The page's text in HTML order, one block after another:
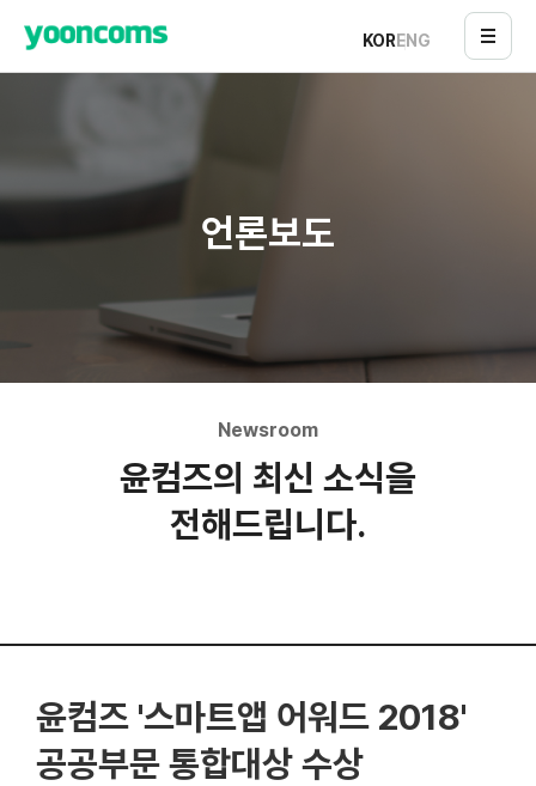
KORENG
언론보도
Newsroom
윤컴즈의 최신 소식을
전해드립니다.
윤컴즈 '스마트앱 어워드 2018'
공공부문 통합대상 수상